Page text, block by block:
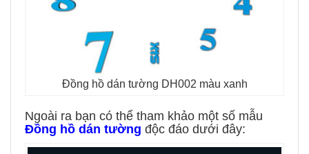
Đồng hồ dán tường DH002 màu xanh
Ngoài ra bạn có thể tham khảo một số mẫu
Đồng hồ dán tường độc đáo dưới đây: